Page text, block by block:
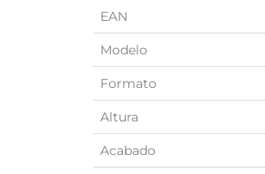
EAN
Modelo
Formato
Altura
Acabado